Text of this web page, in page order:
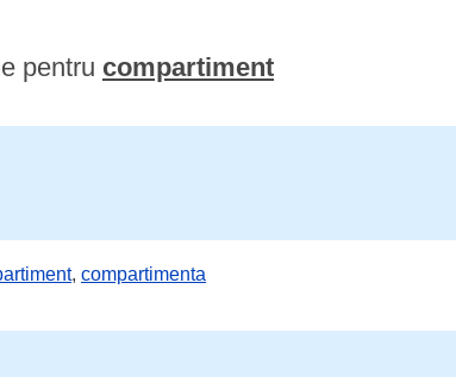
pentru compartiment
, compartimenta